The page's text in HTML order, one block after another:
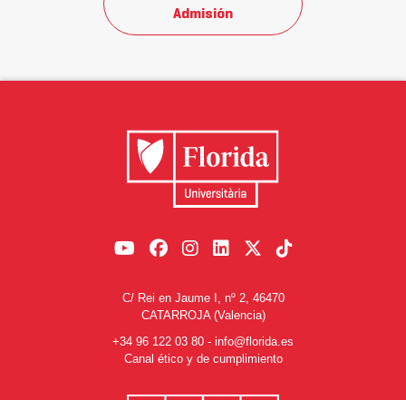
Admisión
C/ Rei en Jaume I, nº 2, 46470
CATARROJA (Valencia)
+34 96 122 03 80 - info@florida.es
Canal ético y de cumplimiento